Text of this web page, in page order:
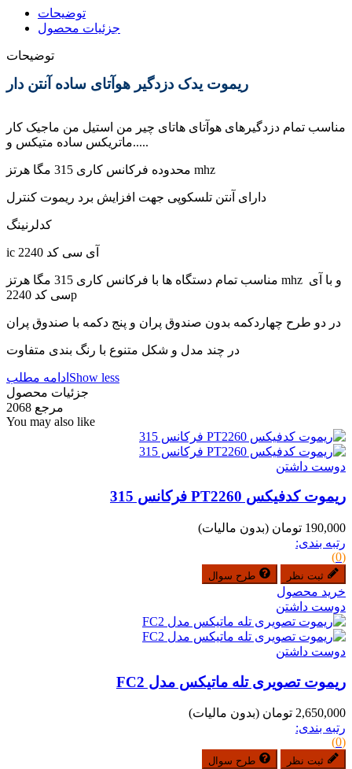
توضیحات
جزئیات محصول
توضیحات
ریموت یدک دزدگیر هوآتای ساده آنتن دار
مناسب تمام دزدگیرهای هوآتای هاتای چیر من استیل من ماجیک کار
ماتریکس ساده متیکس و.....
محدوده فرکانس کاری 315 مگا هرتز mhz
دارای آنتن تلسکوپی جهت افزایش برد ریموت کنترل
کدلرنینگ
ic 2240 آی سی کد
مناسب تمام دستگاه ها با فرکانس کاری 315 مگا هرتز mhz و با آی
سی کد 2240p
در دو طرح چهاردکمه بدون صندوق پران و پنج دکمه با صندوق پران
در چند مدل و شکل متنوع با رنگ بندی متفاوت
ادامه مطلب Show less
جزئیات محصول
مرجع 2068
You may also like
دوست داشتن
ریموت کدفیکس PT2260 فرکانس 315
190,000 تومان
(بدون مالیات)
رتبه بندی:
(0)
ثبت نظر طرح سوال
خرید محصول
دوست داشتن
دوست داشتن
ریموت تصویری تله ماتیکس مدل FC2
2,650,000 تومان
(بدون مالیات)
رتبه بندی:
(0)
ثبت نظر طرح سوال